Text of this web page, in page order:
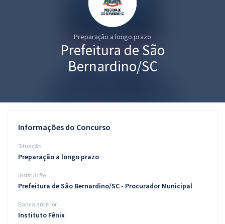
Conteúdo gratuito
Blog
Preparação a longo prazo
Prefeitura de São
Bernardino/SC
Informações do Concurso
Situação
Preparação a longo prazo
Instituição
Prefeitura de São Bernardino/SC - Procurador Municipal
Banca anterior
Instituto Fênix